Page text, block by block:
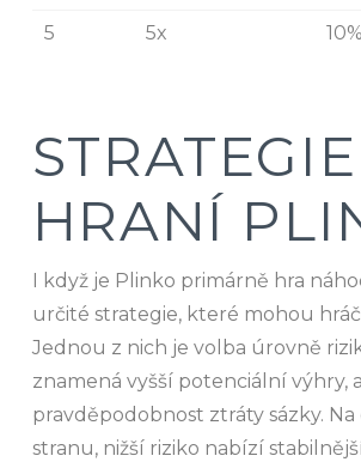
5 5x 10%
HRANÍ
I když je Plinko primárně hra
určité strategie, které mohou
Jednou z nich je volba úrovně
znamená vyšší potenciální výhry,
pravděpodobnost ztráty sázky.
stranu, nižší riziko nabízí